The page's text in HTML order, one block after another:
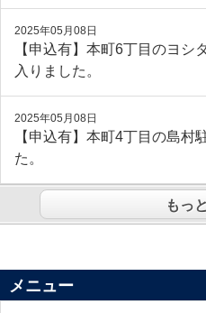
2025年05月08日
【申込有】本町6丁目のヨシ
入りました。
2025年05月08日
【申込有】本町4丁目の島村
た。
もっ
メニュー